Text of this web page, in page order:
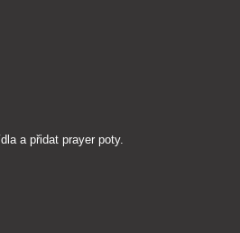
a přidat prayer poty.